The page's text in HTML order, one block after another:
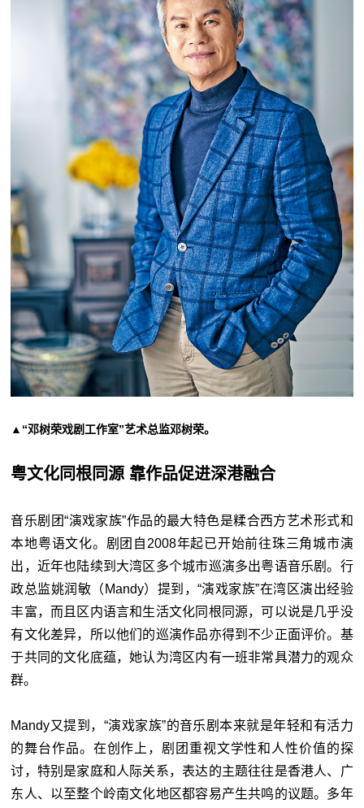
▲“邓树荣戏剧工作室”艺术总监邓树荣。
粤文化同根同源 靠作品促进深港融合
音乐剧团“演戏家族”作品的最大特色是糅合西方艺术形式和
本地粤语文化。剧团自2008年起已开始前往珠三角城市演
出，近年也陆续到大湾区多个城市巡演多出粤语音乐剧。行
政总监姚润敏（Mandy）提到，“演戏家族”在湾区演出经验
丰富，而且区内语言和生活文化同根同源，可以说是几乎没
有文化差异，所以他们的巡演作品亦得到不少正面评价。基
于共同的文化底蕴，她认为湾区内有一班非常具潜力的观众
群。
Mandy又提到，“演戏家族”的音乐剧本来就是年轻和有活力
的舞台作品。在创作上，剧团重视文学性和人性价值的探
讨，特别是家庭和人际关系，表达的主题往往是香港人、广
东人、以至整个岭南文化地区都容易产生共鸣的议题。多年